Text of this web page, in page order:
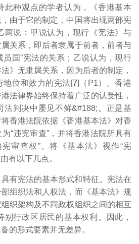
此种观点的学者认为，《香港基本
由于它的制定，中国将出现两部宪
两说：甲说认为，现行《宪法》与
属关系，即后者隶属于前者，前者与
员国”宪法的关系；乙说认为，现行
》无隶属关系，因为后者的制定，
地位和效力的宪法[7]（P1）。香港
法律界始终保持着广泛的认受性，
法判决中屡见不鲜&#188;。正是基
香港法院依据《香港基本法》对香
“违宪审查”，并将香港法院所具有
审查权”。将《基本法》视作“宪
有以下几点。
有宪法的基本形式和特征。宪法在
组织法和人权法，而《基本法》规
织架构及不同政权组织之间的相互
别行政区居民的基本权利。因此，
的形式要素并无差异。